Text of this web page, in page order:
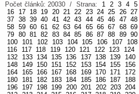
Počet článků: 20030 / Strana: 1 2 3 4 5
16
17 18 19 20 21 22 23 24 25 26 27
37 38 39 40 41 42 43 44 45 46 47 48
58 59 60 61 62 63 64 65 66 67 68 69
79 80 81 82 83 84 85 86 87 88 89 90
100
101 102 103 104 105 106 107 108
116
117 118 119 120 121 122 123 124
132
133 134 135 136 137 138 139 140
148
149 150 151 152 153 154 155 156
164
165 166 167 168 169 170 171 172
180
181 182 183 184 185 186 187 188
196
197 198 199 200 201 202 203 204